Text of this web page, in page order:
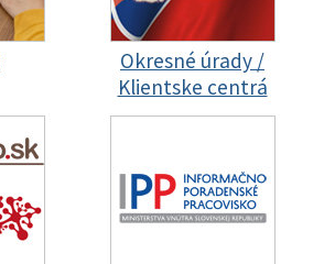
Okresné úrady /
Klientske centrá